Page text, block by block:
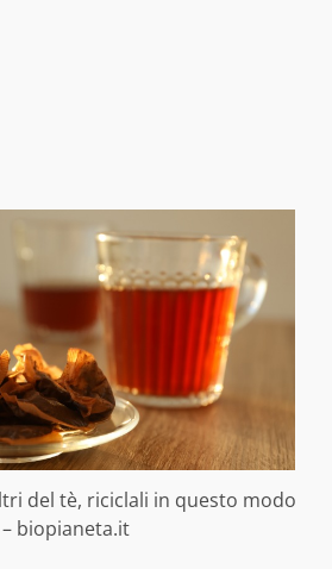
del tè, riciclali in questo modo
– biopianeta.it